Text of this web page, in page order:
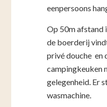
eenpersoons
Op 50m afstand
de boerderij
privé douche en
campingkeuken
gelegenheid. Er
wasmachine.